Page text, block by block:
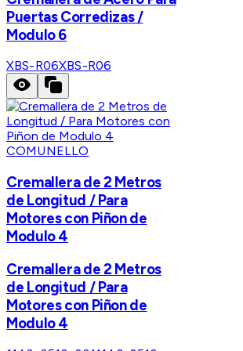
Puertas Corredizas /
Modulo 6
XBS-R06XBS-R06
COMUNELLO
Cremallera de 2 Metros
de Longitud / Para
Motores con Piñon de
Modulo 4
Cremallera de 2 Metros
de Longitud / Para
Motores con Piñon de
Modulo 4